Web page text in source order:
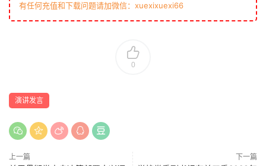
有任何充值和下载问题请加微信：xuexixuexi66
0
演讲发言
上一篇 下一篇